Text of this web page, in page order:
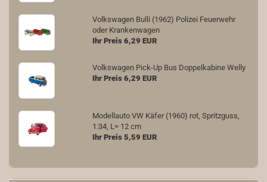
Volkswagen Bulli (1962) Polizei Feuerwehr
oder Krankenwagen
Ihr Preis 6,29 EUR
Volkswagen Pick-Up Bus Doppelkabine Welly
Ihr Preis 6,29 EUR
Modellauto VW Käfer (1960) rot, Spritzguss,
1:34, L= 12 cm
Ihr Preis 5,59 EUR